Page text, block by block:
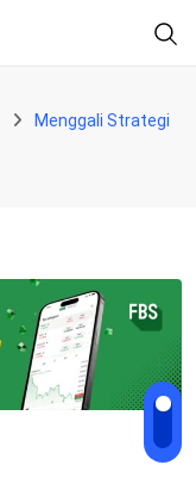
Menggali Strategi